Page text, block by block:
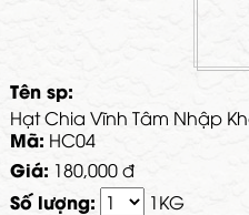
Tên sp:
Hạt Chia Vĩnh Tâm Nhập
Mã: HC04
Giá: 180,000 đ
Số lượng: 1KG